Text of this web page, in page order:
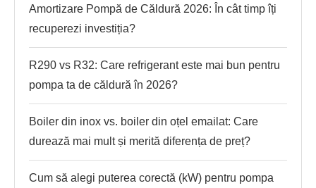
Amortizare Pompă de Căldură 2026: În cât timp îți
recuperezi investiția?
R290 vs R32: Care refrigerant este mai bun pentru
pompa ta de căldură în 2026?
Boiler din inox vs. boiler din oțel emailat: Care
durează mai mult și merită diferența de preț?
Cum să alegi puterea corectă (kW) pentru pompa